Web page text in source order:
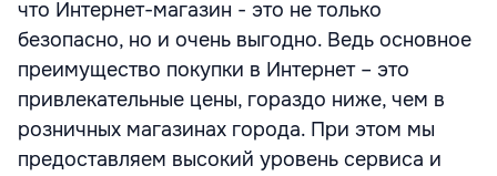
что Интернет-магазин - это не только
безопасно, но и очень выгодно. Ведь основное
преимущество покупки в Интернет – это
привлекательные цены, гораздо ниже, чем в
розничных магазинах города. При этом мы
предоставляем высокий уровень сервиса и